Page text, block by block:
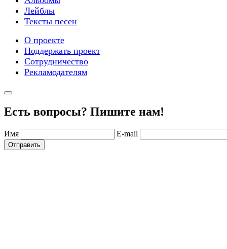
Лейблы
Тексты песен
О проекте
Поддержать проект
Сотрудничество
Рекламодателям
Есть вопросы? Пишите нам!
Имя E-mail